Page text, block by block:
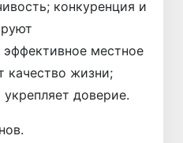
конкуренция и
эффективное местное
качество жизни;
доверие.